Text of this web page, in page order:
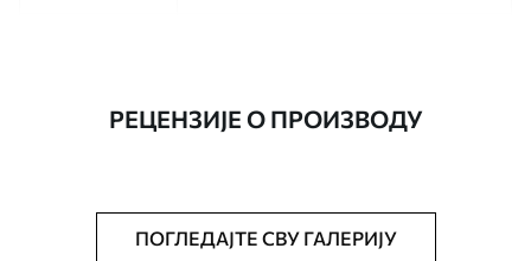
Тапета се може нежно очистити меким
РЕЦЕНЗИЈЕ О ПРОИЗВОДУ
ПОГЛЕДАЈТЕ СВУ ГАЛЕРИЈУ